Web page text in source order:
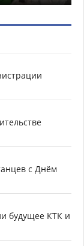
с Днём
будущее КТК и